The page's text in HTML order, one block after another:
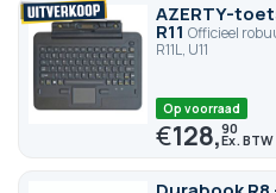
AZERTY-
R11 Officieel
R11L, U11
Op voorraad
€128,90